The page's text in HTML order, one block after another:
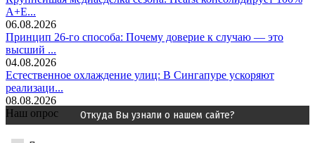
A+E...
06.08.2026
Принцип 26-го способа: Почему доверие к случаю — это
высший ...
04.08.2026
Естественное охлаждение улиц: В Сингапуре ускоряют
реализаци...
08.08.2026
Наш опрос
Откуда Вы узнали о нашем сайте?